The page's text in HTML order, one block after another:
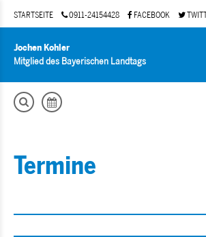
STARTSEITE 0911-24154428 FACEBOOK
Jochen Kohler
Mitglied des Bayerischen Landtags
Termine